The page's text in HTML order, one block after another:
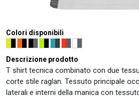
Descrizione prodotto
T shirt tecnica combinato con due
corte stile raglan. Tessuto principale
laterali e interni della manica con
Colori disponibili